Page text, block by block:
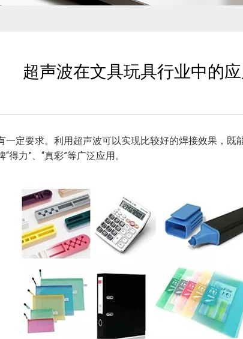
超声波在文具玩具行业中的
一定要求。利用超声波可以实现比较好的焊接效果，既
力”、“真彩”等广泛应用。